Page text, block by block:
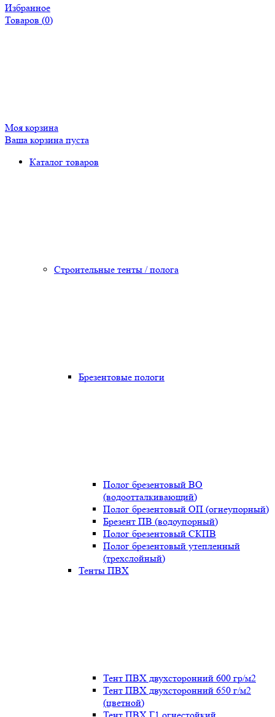
Избранное
Товаров (0)
Моя корзина
Ваша корзина пуста
Каталог товаров
Строительные тенты / полога
Брезентовые пологи
Полог брезентовый ВО
(водоотталкивающий)
Полог брезентовый ОП (огнеупорный)
Брезент ПВ (водоупорный)
Полог брезентовый СКПВ
Полог брезентовый утепленный
(трехслойный)
Тенты ПВХ
Тент ПВХ двухсторонний 600 гр/м2
Тент ПВХ двухсторонний 650 г/м2
(цветной)